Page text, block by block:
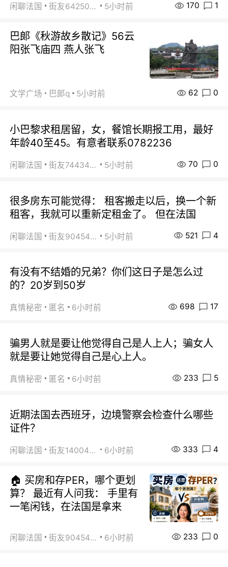
闲聊法国 街友64250024 5小时前 170 1
巴郞《秋游故乡散记》56云
阳张飞庙四 燕人张飞
文学广场 巴郞q 5小时前 62 0
小巴黎求租居留，女，餐馆长期报工用，最好
年龄40至45。有意者联系0782236
闲聊法国 街友74434350 5小时前 70 0
很多房东可能觉得： 租客搬走以后，换一个新
租客，我就可以重新定租金了。 但在法国
闲聊法国 街友90454511 5小时前 521 4
有没有不结婚的兄弟？你们这日子是怎么过
的？20岁到50岁
真情秘密 匿名 6小时前 698 17
骗男人就是要让他觉得自己是人上人；骗女人
就是要让她觉得自己是心上人。
真情秘密 匿名 6小时前 233 5
近期法国去西班牙，边境警察会检查什么哪些
证件？
闲聊法国 街友14004820 6小时前 333 4
🏠 买房和存PER，哪个更划
算？ 最近有人问我： 手里有
一笔闲钱，在法国是拿来
闲聊法国 街友90454511 6小时前 233 0